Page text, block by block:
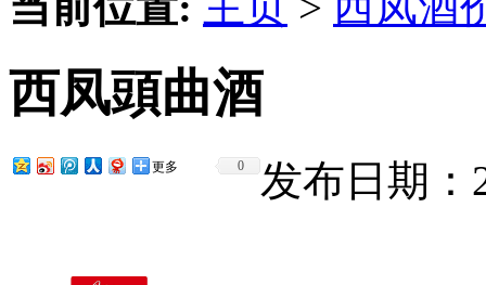
西凤頭曲酒
发布日期：
更多 0